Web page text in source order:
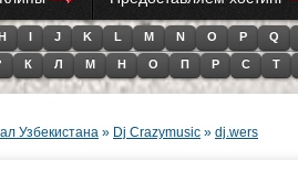
I J K L M N O P Q
К Л М Н О П Р С Т
Узбекистана » Dj Crazymusic » dj.wers